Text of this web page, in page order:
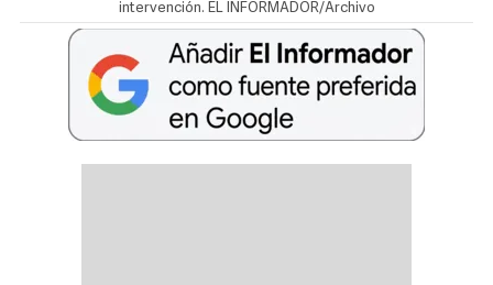
intervención. EL INFORMADOR/Archivo